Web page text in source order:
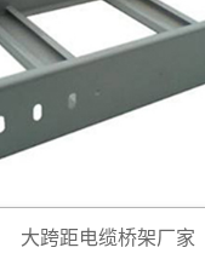
大跨距电缆桥架厂家